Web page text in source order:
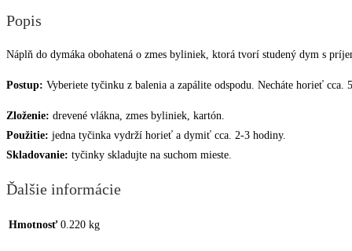
Popis
Náplň do dymáka obohatená o zmes byliniek, ktorá tvorí studený dym s
Postup: Vyberiete tyčinku z balenia a zapálite odspodu. Necháte horieť
Zloženie: drevené vlákna, zmes byliniek, kartón.
Použitie: jedna tyčinka vydrží horieť a dymiť cca. 2-3 hodiny.
Skladovanie: tyčinky skladujte na suchom mieste.
Ďalšie informácie
Hmotnosť 0.220 kg